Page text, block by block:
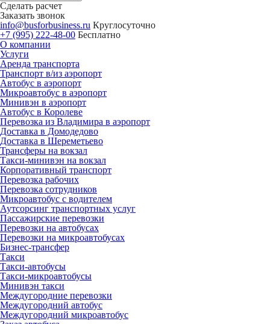
Сделать расчет
Заказать звонок
info@busforbusiness.ru Круглосуточно
+7 (995) 222-48-00 Бесплатно
О компании
Услуги
Аренда транспорта
Транспорт в/из аэропорт
Автобус в аэропорт
Микроавтобус в аэропорт
Минивэн в аэропорт
Автобус в Королеве
Перевозка из Владимира в аэропорт
Доставка в Домодедово
Доставка в Шереметьево
Трансферы на вокзал
Такси-минивэн на вокзал
Корпоративный транспорт
Перевозка рабочих
Перевозка сотрудников
Микроавтобус с водителем
Аутсорсинг транспортных услуг
Пассажирские перевозки
Перевозки на автобусах
Перевозки на микроавтобусах
Бизнес-трансфер
Такси
Такси-автобусы
Такси-микроавтобусы
Минивэн такси
Междугородние перевозки
Междугородний автобус
Междугородний микроавтобус